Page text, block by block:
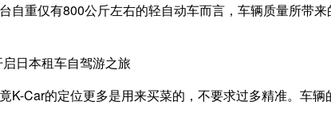
自重仅有800公斤左右的轻自动车而言，车辆质量所带
Car的定位更多是用来买菜的，不要求过多精准。车